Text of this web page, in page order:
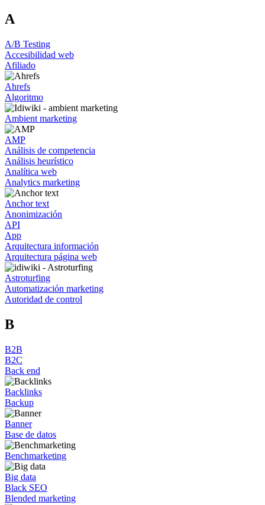
A
A/B Testing
Accesibilidad web
Afiliado
Ahrefs
Algoritmo
Ambient marketing
AMP
Análisis de competencia
Análisis heurístico
Analítica web
Analytics marketing
Anchor text
Anonimización
API
App
Arquitectura información
Arquitectura página web
Astroturfing
Automatización marketing
Autoridad de control
B
B2B
B2C
Back end
Backlinks
Backup
Banner
Base de datos
Benchmarketing
Big data
Black SEO
Blended marketing